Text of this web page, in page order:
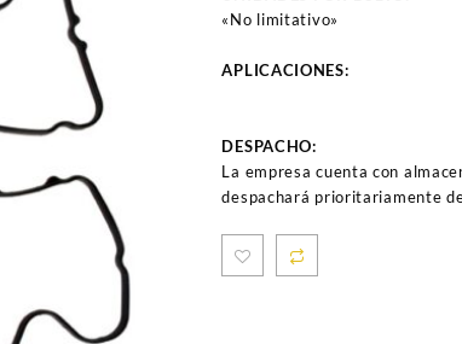
«No limitativo»
APLICACIONES:
DESPACHO:
La empresa cuenta con
despachará prioritariamente